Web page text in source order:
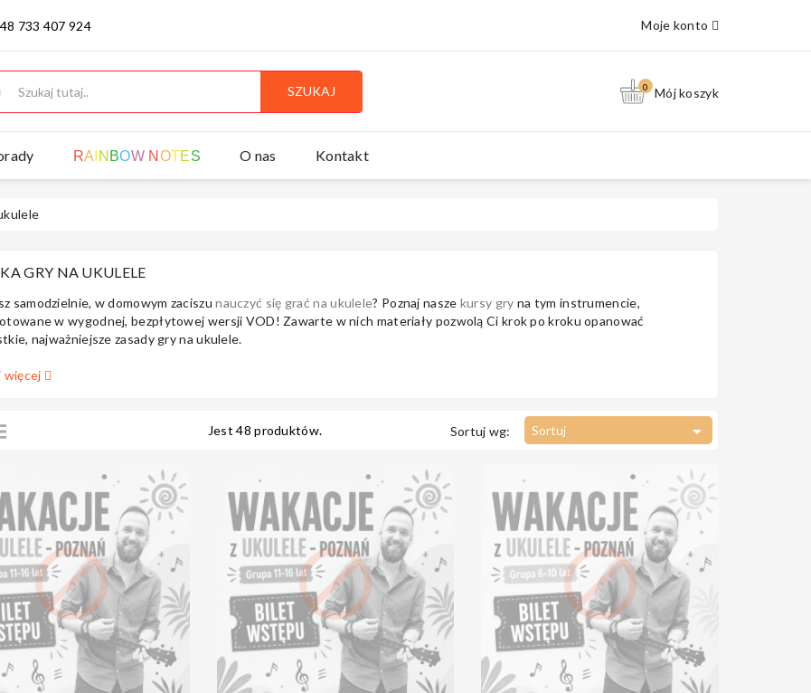
733 407 924 Moje konto
SZUKAJ 0 Mój koszyk
RA N BOW N OTES O nas Kontakt
GRY NA UKULELE
samodzielnie, w domowym zaciszunauczyć się grać na ukulele? Poznaj nasze kursy gry na tym instrumencie,
w wygodnej, bezpłytowej wersji VOD! Zawarte w nich materiały pozwolą Ci krok po kroku opanować
najważniejsze zasady gry na ukulele.
więcej
Jest 48 produktów. Sortuj wg: Sortuj 
  